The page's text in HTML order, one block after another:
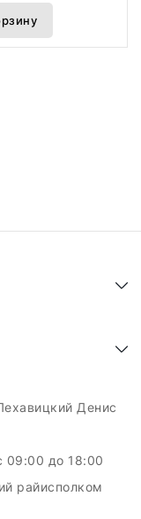
Денис
09:00 до 18:00
райисполком